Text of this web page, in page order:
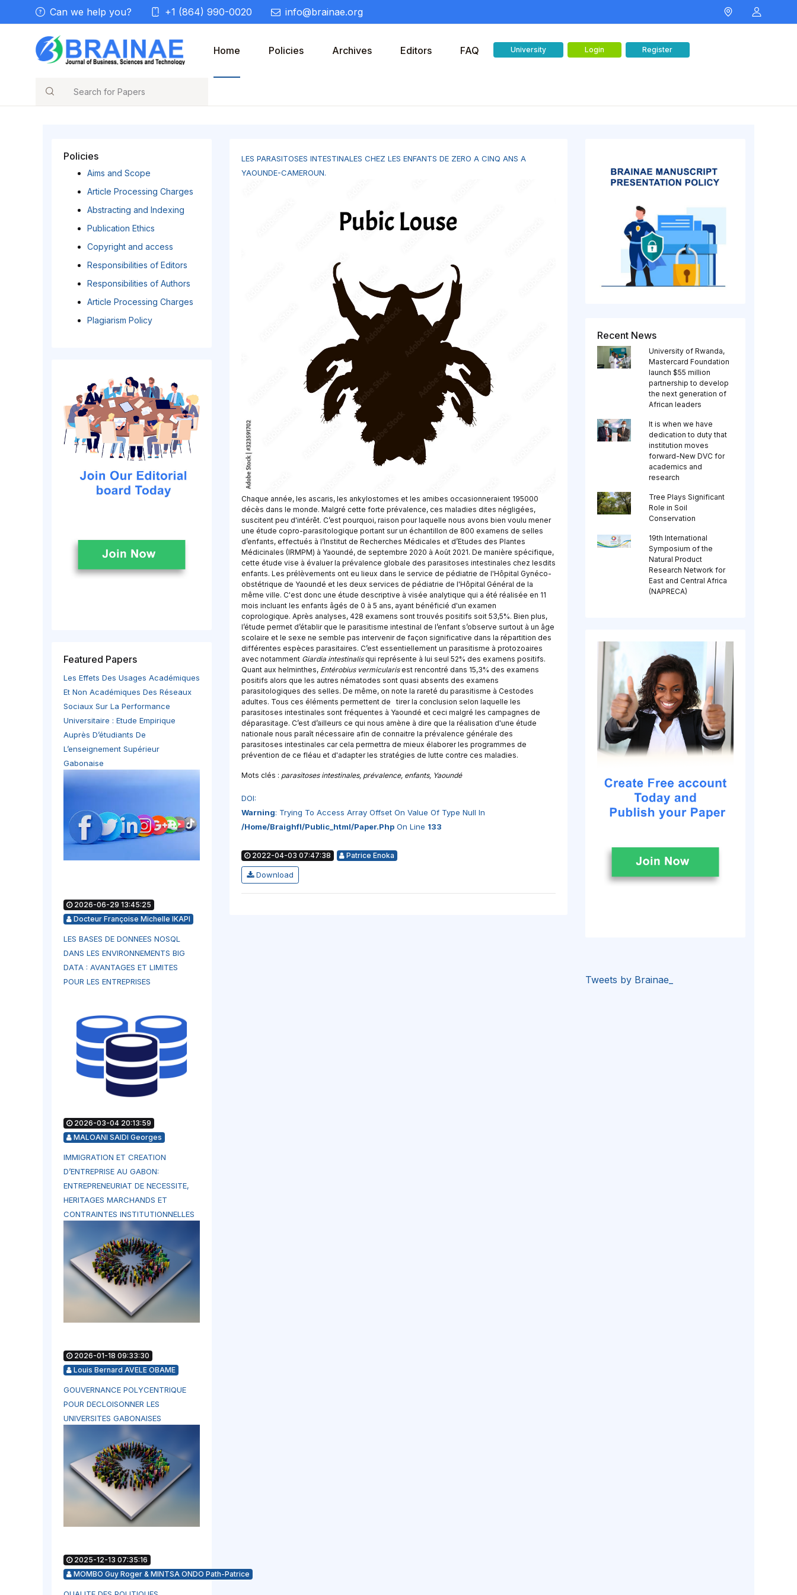
Can we help you? +1 (864) 990-0020 info@brainae.org
Home Policies Archives Editors FAQ University Login Register
Search
Policies
Aims and Scope
Article Processing Charges
Abstracting and Indexing
Publication Ethics
Copyright and access
Responsibilities of Editors
Responsibilities of Authors
Article Processing Charges
Plagiarism Policy
Featured Papers
Les Effets Des Usages Académiques
Et Non Académiques Des Réseaux
Sociaux Sur La Performance
Universitaire : Etude Empirique
Auprès D’étudiants De
L’enseignement Supérieur
Gabonaise
2026-06-29 13:45:25
Docteur Françoise Michelle IKAPI
LES BASES DE DONNEES NOSQL
DANS LES ENVIRONNEMENTS BIG
DATA : AVANTAGES ET LIMITES
POUR LES ENTREPRISES
2026-03-04 20:13:59
MALOANI SAIDI Georges
IMMIGRATION ET CREATION
D’ENTREPRISE AU GABON:
ENTREPRENEURIAT DE NECESSITE,
HERITAGES MARCHANDS ET
CONTRAINTES INSTITUTIONNELLES
2026-01-18 09:33:30
Louis Bernard AVELE OBAME
GOUVERNANCE POLYCENTRIQUE
POUR DECLOISONNER LES
UNIVERSITES GABONAISES
2025-12-13 07:35:16
MOMBO Guy Roger & MINTSA ONDO Path-Patrice
LES PARASITOSES INTESTINALES CHEZ LES ENFANTS DE ZERO A CINQ ANS A
YAOUNDE-CAMEROUN.
Chaque année, les ascaris, les ankylostomes et les amibes occasionneraient 195000
décès dans le monde. Malgré cette forte prévalence, ces maladies dites négligées,
suscitent peu d'intérêt. C’est pourquoi, raison pour laquelle nous avons bien voulu mener
une étude copro-parasitologique portant sur un échantillon de 800 examens de selles
d’enfants, effectués à l’Institut de Recherches Médicales et d’Etudes des Plantes
Médicinales (IRMPM) à Yaoundé, de septembre 2020 à Août 2021. De manière spécifique,
cette étude vise à évaluer la prévalence globale des parasitoses intestinales chez lesdits
enfants. Les prélèvements ont eu lieux dans le service de pédiatrie de l'Hôpital Gynéco-
obstétrique de Yaoundé et les deux services de pédiatrie de l'Hôpital Général de la
même ville. C'est donc une étude descriptive à visée analytique qui a été réalisée en 11
mois incluant les enfants âgés de 0 à 5 ans, ayant bénéficié d'un examen
coprologique. Après analyses, 428 examens sont trouvés positifs soit 53,5%. Bien plus,
l’étude permet d’établir que le parasitisme intestinal de l’enfant s’observe surtout à un âge
scolaire et le sexe ne semble pas intervenir de façon significative dans la répartition des
différentes espèces parasitaires. C’est essentiellement un parasitisme à protozoaires
avec notamment Giardia intestinalisqui représente à lui seul 52% des examens positifs.
Quant aux helminthes, Entérobius vermicularisest rencontré dans 15,3% des examens
positifs alors que les autres nématodes sont quasi absents des examens
parasitologiques des selles. De même, on note la rareté du parasitisme à Cestodes
adultes. Tous ces éléments permettent de tirer la conclusion selon laquelle les
parasitoses intestinales sont fréquentes à Yaoundé et ceci malgré les campagnes de
déparasitage. C’est d’ailleurs ce qui nous amène à dire que la réalisation d'une étude
nationale nous paraît nécessaire afin de connaitre la prévalence générale des
parasitoses intestinales car cela permettra de mieux élaborer les programmes de
prévention de ce fléau et d'adapter les stratégies de lutte contre ces maladies.
Mots clés : parasitoses intestinales, prévalence, enfants, Yaoundé
DOI:
Warning: Trying To Access Array Offset On Value Of Type Null In
/home/braighfl/public_html/paper.php On Line 133
2022-04-03 07:47:38 Patrice Enoka
Download
Recent News
University of Rwanda,
Mastercard Foundation
launch $55 million
partnership to develop
the next generation of
African leaders
It is when we have
dedication to duty that
institution moves
forward-New DVC for
academics and
research
Tree Plays Significant
Role in Soil
Conservation
19th International
Symposium of the
Natural Product
Research Network for
East and Central Africa
(NAPRECA)
Tweets by Brainae_